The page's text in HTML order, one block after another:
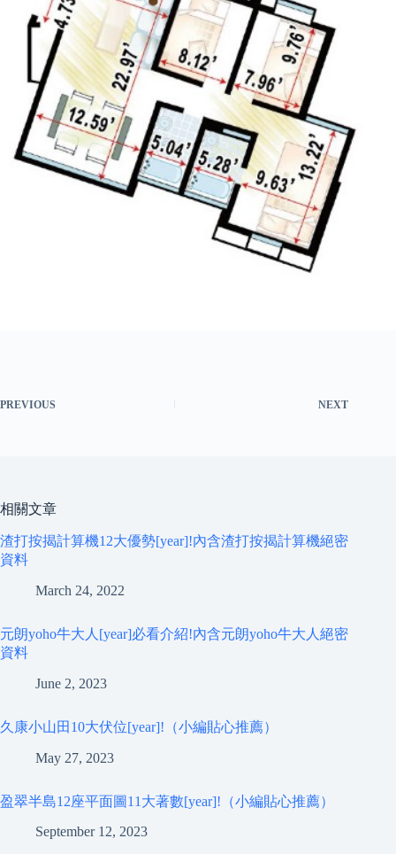
PREVIOUS NEXT
相關文章
渣打按揭計算機12大優勢[year]!內含渣打按揭計算機絕密
資料
March 24, 2022
元朗yoho牛大人[year]必看介紹!內含元朗yoho牛大人絕密
資料
June 2, 2023
久康小山田10大伏位[year]!（小編貼心推薦）
May 27, 2023
盈翠半島12座平面圖11大著數[year]!（小編貼心推薦）
September 12, 2023